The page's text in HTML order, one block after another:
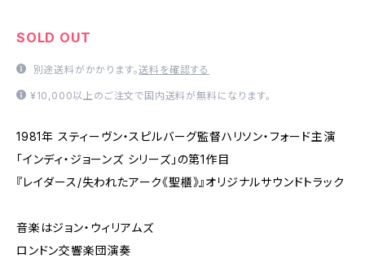
SOLD OUT
別途送料がかかります。送料を確認する
¥10,000以上のご注文で国内送料が無料になります。
1981年 スティーヴン・スピルバーグ監督ハリソン・フォード主演
「インディ・ジョーンズ シリーズ」の第1作目
『レイダース/失われたアーク《聖櫃》』オリジナルサウンドトラック
音楽はジョン・ウィリアムズ
ロンドン交響楽団演奏